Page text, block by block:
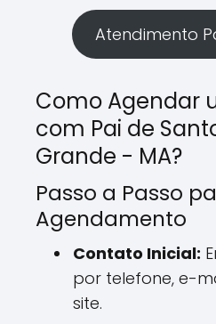
Atendimento
Como Agendar
com Pai de
Grande - MA?
Passo a Passo
Agendamento
Contato Inicial:
por telefone, e-
site.